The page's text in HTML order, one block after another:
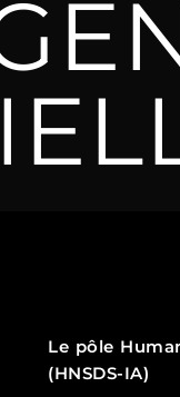
Le pôle
(HNSDS-IA)